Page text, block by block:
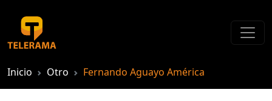
Inicio Otro Fernando Aguayo América